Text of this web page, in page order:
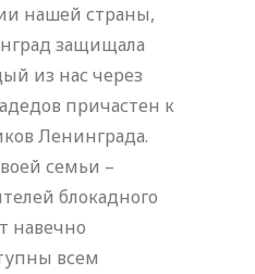
нашей страны,
защищала
из нас через
причастен к
Ленинграда.
семьи –
блокадного
навечно
всем